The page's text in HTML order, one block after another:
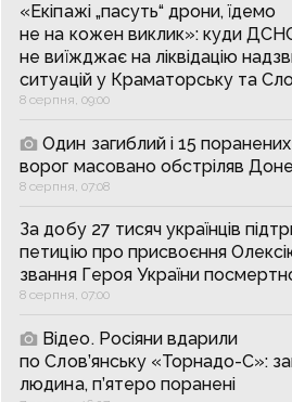
«Екіпажі „пасуть“ дрони, їдемо
не на кожен виклик»: куди
не виїжджає на ліквідацію
ситуацій у Краматорську та
8 серпня, 09:00
Один загиблий і 15
ворог масовано обстріляв
8 серпня, 07:08
За добу 27 тисяч українців
петицію про присвоєння
звання Героя України
8 серпня, 07:00
Відео. Росіяни вдарили
по Слов’янську «Торнадо-С»:
людина, п’ятеро поранені